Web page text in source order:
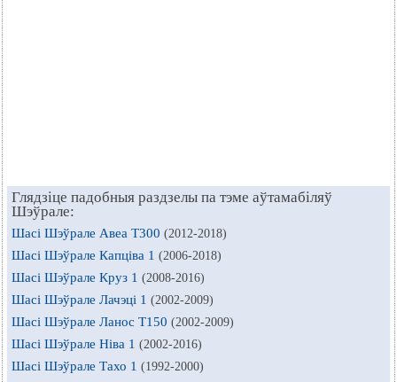
Глядзіце падобныя раздзелы па тэме аўтамабіляў
Шэўрале:
Шасі Шэўрале Авеа Т300 (2012-2018)
Шасі Шэўрале Капціва 1 (2006-2018)
Шасі Шэўрале Круз 1 (2008-2016)
Шасі Шэўрале Лачэці 1 (2002-2009)
Шасі Шэўрале Ланос Т150 (2002-2009)
Шасі Шэўрале Ніва 1 (2002-2016)
Шасі Шэўрале Тахо 1 (1992-2000)